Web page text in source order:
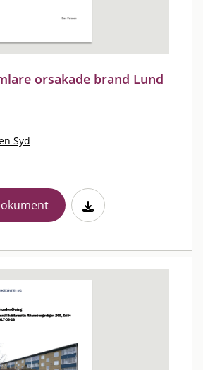
orsakade brand Lund
Syd